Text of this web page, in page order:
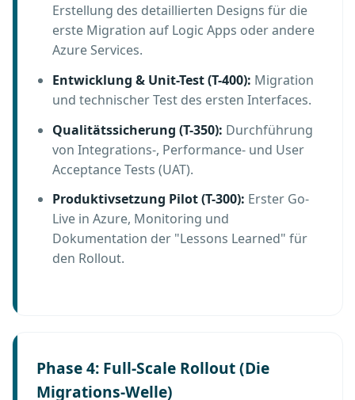
Erstellung des detaillierten Designs für die
erste Migration auf Logic Apps oder andere
Azure Services.
Entwicklung & Unit-Test (T-400): Migration
und technischer Test des ersten Interfaces.
Qualitätssicherung (T-350): Durchführung
von Integrations-, Performance- und User
Acceptance Tests (UAT).
Produktivsetzung Pilot (T-300): Erster Go-
Live in Azure, Monitoring und
Dokumentation der "Lessons Learned" für
den Rollout.
Phase 4: Full-Scale Rollout (Die
Migrations-Welle)